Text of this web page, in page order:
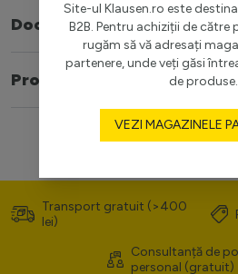
Documente
Produse similare
Site-ul Klausen.ro este
B2B. Pentru achiziții de către
rugăm să vă adresați
partenere, unde veți găsi
de produse.
VEZI MAGAZINELE
Transport gratuit (>400
lei)
Consultanță de
personal (gratuit)